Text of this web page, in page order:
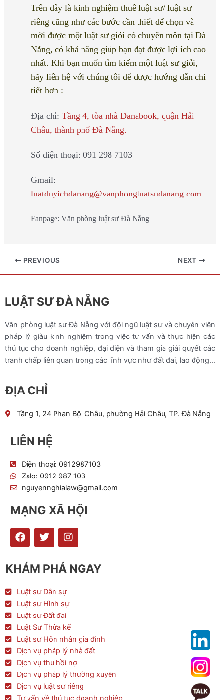
Trên đây là kinh nghiệm thuê luật sư/ luật sư
riêng cũng như các bước cần thiết để chọn và
mời được một luật sư giỏi có chuyên môn tại Đà
Nẵng, có khả năng giúp bạn đạt được lợi ích cao
nhất. Khi bạn muốn tìm kiếm một luật sư giỏi,
hãy liên hệ với chúng tôi để được hướng dẫn chi
tiết hơn :
Địa chỉ: Tầng 4, tòa nhà Danabook, quận Hải
Châu, thành phố Đà Nẵng.
Số điện thoại: 091 298 7103
Gmail:
luatduyichdanang@vanphongluatsudanang.com
Fanpage: Văn phòng luật sư Đà Nẵng
PREVIOUS NEXT
LUẬT SƯ ĐÀ NẴNG
Văn phòng luật sư Đà Nẵng với đội ngũ luật sư và chuyên viên
pháp lý giàu kinh nghiệm trong việc tư vấn và thực hiện các
thủ tục cho doanh nghiệp, đại diện và tham gia giải quyết các
tranh chấp liên quan trong các lĩnh vực như đất đai, lao động…
ĐỊA CHỈ
Tầng 1, 24 Phan Bội Châu, phường Hải Châu, TP. Đà Nẵng
LIÊN HỆ
Điện thoại: 0912987103
Zalo: 0912 987 103
nguyennghialaw@gmail.com
MẠNG XÃ HỘI
F
a
e
b
o
k
T
w
t
t
r
I
n
t
a
a
KHÁM PHÁ NGAY
Luật sư Dân sự
Luật sư Hình sự
Luật sư Đất đai
Luật Sư Thừa kế
Luật sư Hôn nhân gia đình
Dịch vụ pháp lý nhà đất
Dịch vụ thu hồi nợ
Dịch vụ pháp lý thường xuyên
Dịch vụ luật sư riêng
Tư vấn về thủ tục doanh nghiệp